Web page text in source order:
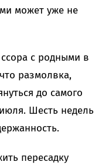
может уже не
с родными в
размолвка,
до самого
Шесть недель
пересадку